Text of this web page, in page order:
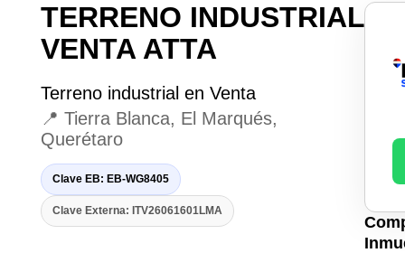
TERRENO INDUSTRIAL
VENTA ATTA
Terreno industrial en Venta
📍 Tierra Blanca, El Marqués,
Querétaro
Clave EB: EB-WG8405
Clave Externa: ITV26061601LMA